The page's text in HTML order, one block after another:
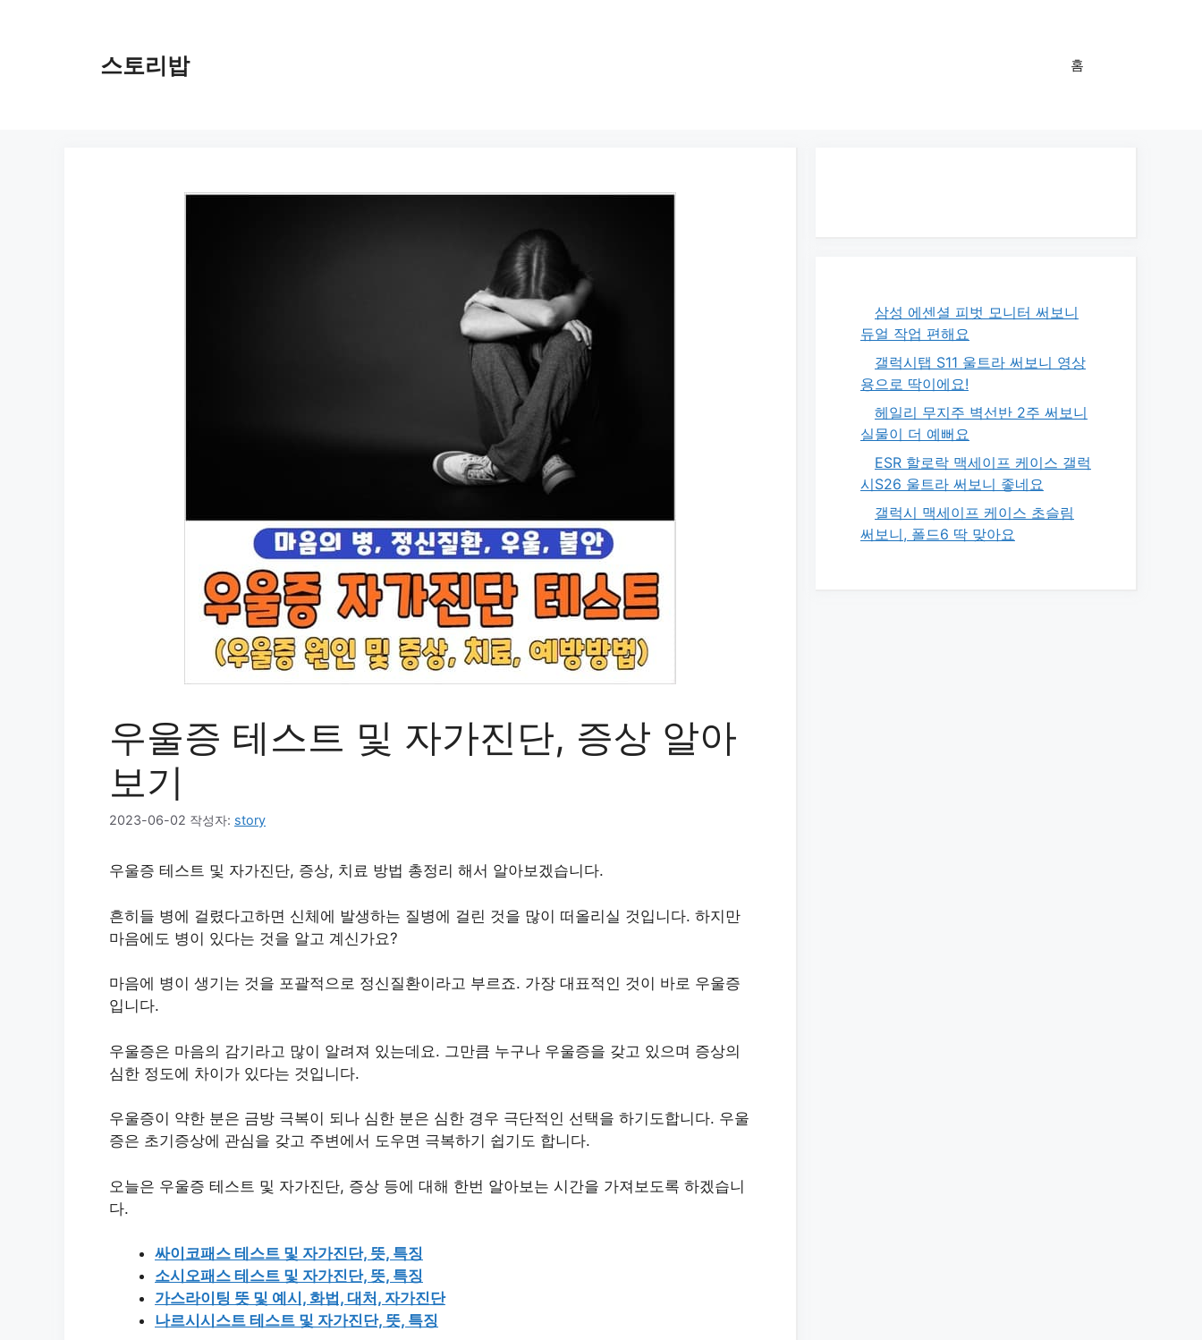
스토리밥 홈
우울증 테스트 및 자가진단, 증상 알아
보기
2023-06-02 작성자: story
우울증 테스트 및 자가진단, 증상, 치료 방법 총정리 해서 알아보겠습니다.
흔히들 병에 걸렸다고하면 신체에 발생하는 질병에 걸린 것을 많이 떠올리실 것입니다. 하지만
마음에도 병이 있다는 것을 알고 계신가요?
마음에 병이 생기는 것을 포괄적으로 정신질환이라고 부르죠. 가장 대표적인 것이 바로 우울증
입니다.
우울증은 마음의 감기라고 많이 알려져 있는데요. 그만큼 누구나 우울증을 갖고 있으며 증상의
심한 정도에 차이가 있다는 것입니다.
우울증이 약한 분은 금방 극복이 되나 심한 분은 심한 경우 극단적인 선택을 하기도합니다. 우울
증은 초기증상에 관심을 갖고 주변에서 도우면 극복하기 쉽기도 합니다.
오늘은 우울증 테스트 및 자가진단, 증상 등에 대해 한번 알아보는 시간을 가져보도록 하겠습니
다.
싸이코패스 테스트 및 자가진단, 뜻, 특징
소시오패스 테스트 및 자가진단, 뜻, 특징
가스라이팅 뜻 및 예시, 화법, 대처, 자가진단
나르시시스트 테스트 및 자가진단, 뜻, 특징
삼성 에센셜 피벗 모니터 써보니
듀얼 작업 편해요
갤럭시탭 S11 울트라 써보니 영상
용으로 딱이에요!
헤일리 무지주 벽선반 2주 써보니
실물이 더 예뻐요
ESR 할로락 맥세이프 케이스 갤럭
시S26 울트라 써보니 좋네요
갤럭시 맥세이프 케이스 초슬림
써보니, 폴드6 딱 맞아요